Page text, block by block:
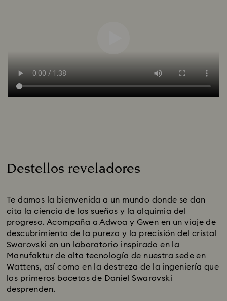
Destellos reveladores
Te damos la bienvenida a un mundo donde se dan
cita la ciencia de los sueños y la alquimia del
progreso. Acompaña a Adwoa y Gwen en un viaje de
descubrimiento de la pureza y la precisión del cristal
Swarovski en un laboratorio inspirado en la
Manufaktur de alta tecnología de nuestra sede en
Wattens, así como en la destreza de la ingeniería que
los primeros bocetos de Daniel Swarovski
desprenden.